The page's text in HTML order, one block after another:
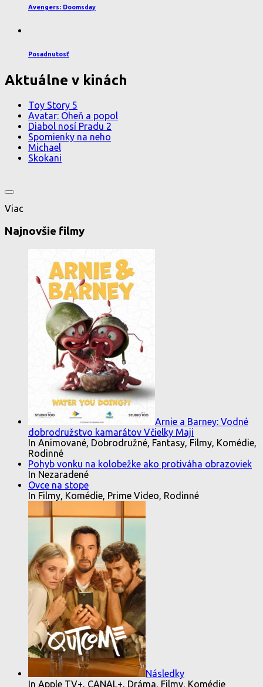
Avengers: Doomsday
Posadnutosť
Aktuálne v kinách
Toy Story 5
Avatar: Oheň a popol
Diabol nosí Pradu 2
Spomienky na neho
Michael
Skokani
Viac
Najnovšie filmy
Arnie a Barney: Vodné
dobrodružstvo kamarátov Včielky Maji
In Animované, Dobrodružné, Fantasy, Filmy, Komédie,
Rodinné
Pohyb vonku na kolobežke ako protiváha obrazoviek
In Nezaradené
Ovce na stope
In Filmy, Komédie, Prime Video, Rodinné
Následky
In Apple TV+, CANAL+, Dráma, Filmy, Komédie